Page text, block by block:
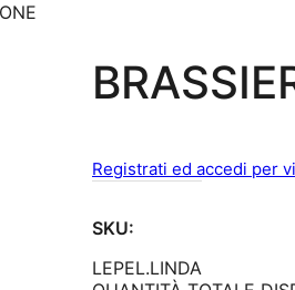
Registrati ed accedi per
SKU:
LEPEL.LINDA